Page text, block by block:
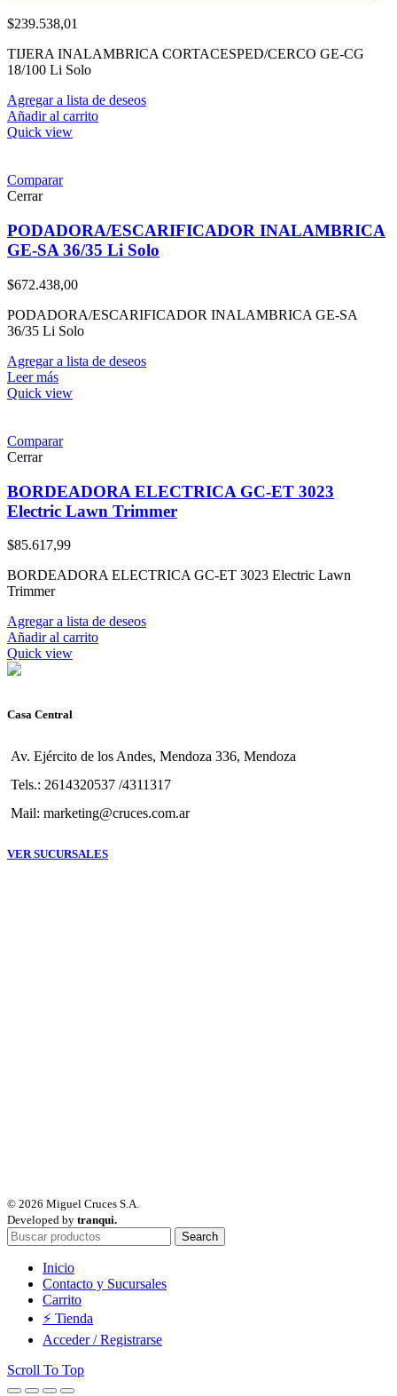
$239.538,01
TIJERA INALAMBRICA CORTACESPED/CERCO GE-CG
18/100 Li Solo
Agregar a lista de deseos
Añadir al carrito
Quick view
Comparar
Cerrar
PODADORA/ESCARIFICADOR INALAMBRICA
GE-SA 36/35 Li Solo
$672.438,00
PODADORA/ESCARIFICADOR INALAMBRICA GE-SA
36/35 Li Solo
Agregar a lista de deseos
Leer más
Quick view
Comparar
Cerrar
BORDEADORA ELECTRICA GC-ET 3023
Electric Lawn Trimmer
$85.617,99
BORDEADORA ELECTRICA GC-ET 3023 Electric Lawn
Trimmer
Agregar a lista de deseos
Añadir al carrito
Quick view
Casa Central
Av. Ejército de los Andes, Mendoza 336, Mendoza
Tels.: 2614320537 /4311317
Mail: marketing@cruces.com.ar
VER SUCURSALES
© 2026 Miguel Cruces S.A.
Developed by tranqui.
Search
Inicio
Contacto y Sucursales
Carrito
⚡ Tienda
Acceder / Registrarse
Scroll To Top